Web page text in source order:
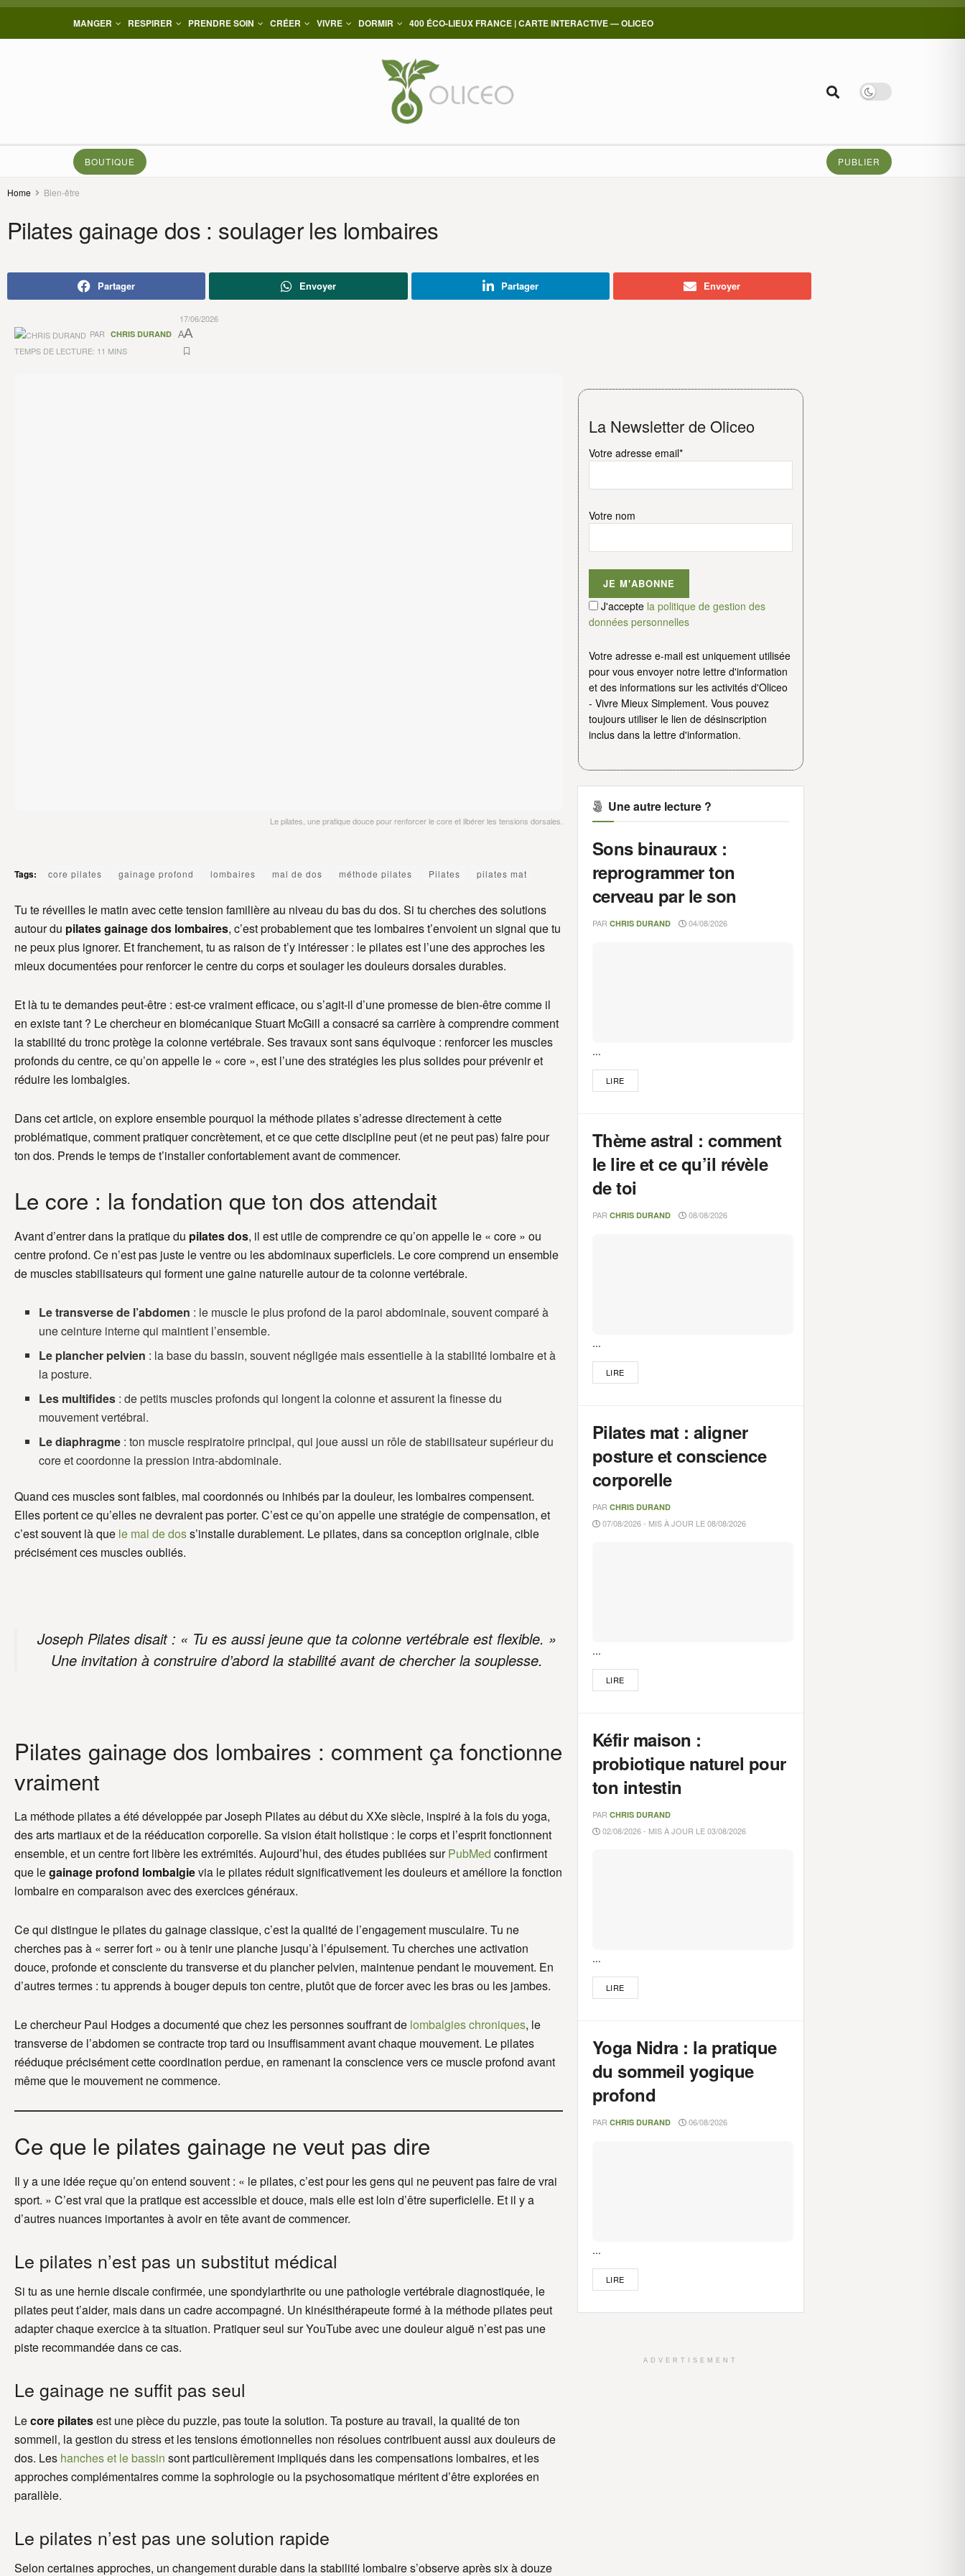
MANGER RESPIRER PRENDRE SOIN CRÉER VIVRE DORMIR 400 ÉCO-LIEUX FRANCE | CARTE INTERACTIVE — OLICEO
BOUTIQUE PUBLIER
Home Bien-être
Pilates gainage dos : soulager les lombaires
Partager Envoyer Partager Envoyer
PAR CHRIS DURAND
TEMPS DE LECTURE: 11 MINS
17/06/2026
AA
Le pilates, une pratique douce pour renforcer le core et libérer les tensions dorsales.
Tags: core pilates gainage profond lombaires mal de dos méthode pilates Pilates pilates mat
Tu te réveilles le matin avec cette tension familière au niveau du bas du dos. Si tu cherches des solutions
autour du pilates gainage dos lombaires, c’est probablement que tes lombaires t’envoient un signal que tu
ne peux plus ignorer. Et franchement, tu as raison de t’y intéresser : le pilates est l’une des approches les
mieux documentées pour renforcer le centre du corps et soulager les douleurs dorsales durables.
Et là tu te demandes peut-être : est-ce vraiment efficace, ou s’agit-il d’une promesse de bien-être comme il
en existe tant ? Le chercheur en biomécanique Stuart McGill a consacré sa carrière à comprendre comment
la stabilité du tronc protège la colonne vertébrale. Ses travaux sont sans équivoque : renforcer les muscles
profonds du centre, ce qu’on appelle le « core », est l’une des stratégies les plus solides pour prévenir et
réduire les lombalgies.
Dans cet article, on explore ensemble pourquoi la méthode pilates s’adresse directement à cette
problématique, comment pratiquer concrètement, et ce que cette discipline peut (et ne peut pas) faire pour
ton dos. Prends le temps de t’installer confortablement avant de commencer.
Le core : la fondation que ton dos attendait
Avant d’entrer dans la pratique du pilates dos, il est utile de comprendre ce qu’on appelle le « core » ou
centre profond. Ce n’est pas juste le ventre ou les abdominaux superficiels. Le core comprend un ensemble
de muscles stabilisateurs qui forment une gaine naturelle autour de ta colonne vertébrale.
Le transverse de l’abdomen : le muscle le plus profond de la paroi abdominale, souvent comparé à
une ceinture interne qui maintient l’ensemble.
Le plancher pelvien : la base du bassin, souvent négligée mais essentielle à la stabilité lombaire et à
la posture.
Les multifides : de petits muscles profonds qui longent la colonne et assurent la finesse du
mouvement vertébral.
Le diaphragme : ton muscle respiratoire principal, qui joue aussi un rôle de stabilisateur supérieur du
core et coordonne la pression intra-abdominale.
Quand ces muscles sont faibles, mal coordonnés ou inhibés par la douleur, les lombaires compensent.
Elles portent ce qu’elles ne devraient pas porter. C’est ce qu’on appelle une stratégie de compensation, et
c’est souvent là que le mal de doss’installe durablement. Le pilates, dans sa conception originale, cible
précisément ces muscles oubliés.
Joseph Pilates disait : « Tu es aussi jeune que ta colonne vertébrale est flexible. »
Une invitation à construire d’abord la stabilité avant de chercher la souplesse.
Pilates gainage dos lombaires : comment ça fonctionne
vraiment
La méthode pilates a été développée par Joseph Pilates au début du XXe siècle, inspiré à la fois du yoga,
des arts martiaux et de la rééducation corporelle. Sa vision était holistique : le corps et l’esprit fonctionnent
ensemble, et un centre fort libère les extrémités. Aujourd’hui, des études publiées surPubMed confirment
que legainage profond lombalgievia le pilates réduit significativement les douleurs et améliore la fonction
lombaire en comparaison avec des exercices généraux.
Ce qui distingue le pilates du gainage classique, c’est la qualité de l’engagement musculaire. Tu ne
cherches pas à « serrer fort » ou à tenir une planche jusqu’à l’épuisement. Tu cherches une activation
douce, profonde et consciente du transverse et du plancher pelvien, maintenue pendant le mouvement. En
d’autres termes : tu apprends à bouger depuis ton centre, plutôt que de forcer avec les bras ou les jambes.
Le chercheur Paul Hodges a documenté que chez les personnes souffrant de lombalgies chroniques, le
transverse de l’abdomen se contracte trop tard ou insuffisamment avant chaque mouvement. Le pilates
rééduque précisément cette coordination perdue, en ramenant la conscience vers ce muscle profond avant
même que le mouvement ne commence.
Ce que le pilates gainage ne veut pas dire
Il y a une idée reçue qu’on entend souvent : « le pilates, c’est pour les gens qui ne peuvent pas faire de vrai
sport. » C’est vrai que la pratique est accessible et douce, mais elle est loin d’être superficielle. Et il y a
d’autres nuances importantes à avoir en tête avant de commencer.
Le pilates n’est pas un substitut médical
Si tu as une hernie discale confirmée, une spondylarthrite ou une pathologie vertébrale diagnostiquée, le
pilates peut t’aider, mais dans un cadre accompagné. Un kinésithérapeute formé à la méthode pilates peut
adapter chaque exercice à ta situation. Pratiquer seul sur YouTube avec une douleur aiguë n’est pas une
piste recommandée dans ce cas.
Le gainage ne suffit pas seul
Lecore pilatesest une pièce du puzzle, pas toute la solution. Ta posture au travail, la qualité de ton
sommeil, la gestion du stress et les tensions émotionnelles non résolues contribuent aussi aux douleurs de
dos. Les hanches et le bassin sont particulièrement impliqués dans les compensations lombaires, et les
approches complémentaires comme la sophrologie ou la psychosomatique méritent d’être explorées en
parallèle.
Le pilates n’est pas une solution rapide
Selon certaines approches, un changement durable dans la stabilité lombaire s’observe après six à douze
La Newsletter de Oliceo
Votre adresse email*
Votre nom
J'accepte la politique de gestion des
données personnelles
Votre adresse e-mail est uniquement utilisée
pour vous envoyer notre lettre d'information
et des informations sur les activités d'Oliceo
- Vivre Mieux Simplement. Vous pouvez
toujours utiliser le lien de désinscription
inclus dans la lettre d'information.
Une autre lecture ?
Sons binauraux :
reprogrammer ton
cerveau par le son
PAR CHRIS DURAND 04/08/2026
...
LIRE
Thème astral : comment
le lire et ce qu’il révèle
de toi
PAR CHRIS DURAND 08/08/2026
...
LIRE
Pilates mat : aligner
posture et conscience
corporelle
PAR CHRIS DURAND
07/08/2026 - MIS À JOUR LE 08/08/2026
...
LIRE
Kéfir maison :
probiotique naturel pour
ton intestin
PAR CHRIS DURAND
02/08/2026 - MIS À JOUR LE 03/08/2026
...
LIRE
Yoga Nidra : la pratique
du sommeil yogique
profond
PAR CHRIS DURAND 06/08/2026
...
LIRE
ADVERTISEMENT